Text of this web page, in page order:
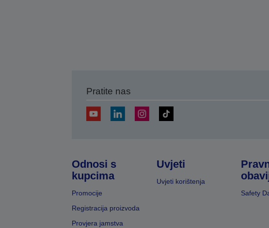
Pratite nas
Odnosi s
kupcima
Promocije
Registracija proizvoda
Provjera jamstva
Uvjeti
Uvjeti korištenja
Safety